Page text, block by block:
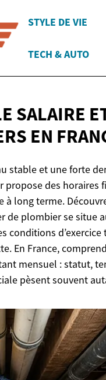
STYLE DE VIE
TECH & AUTO
SALAIRE
EN
stable et une forte
des horaires
long terme.
de plombier se situe
conditions
En France,
mensuel : statut,
pèsent souvent